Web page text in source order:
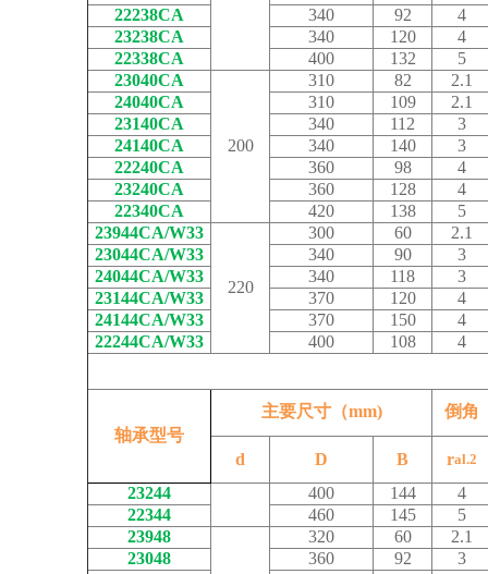
22238CA
340 92
4
23238CA
340 120
4
22338CA
400 132
5
23040CA
200
310 82
2.1
24040CA
310 109
2.1
23140CA
340 112
3
24140CA
340 140
3
22240CA
360 98
4
23240CA
360 128
4
22340CA
420 138
5
23944CA/W33
220
300 60
2.1
23044CA/W33
340 90
3
24044CA/W33
340 118
3
23144CA/W33
370 120
4
24144CA/W33
370 150
4
22244CA/W33
400 108 4
轴承型号
主要尺寸（mm) 倒角
d D B ral.2
23244 400 144
4
22344
460 145
5
23948
320 60
2.1
23048
360 92
3